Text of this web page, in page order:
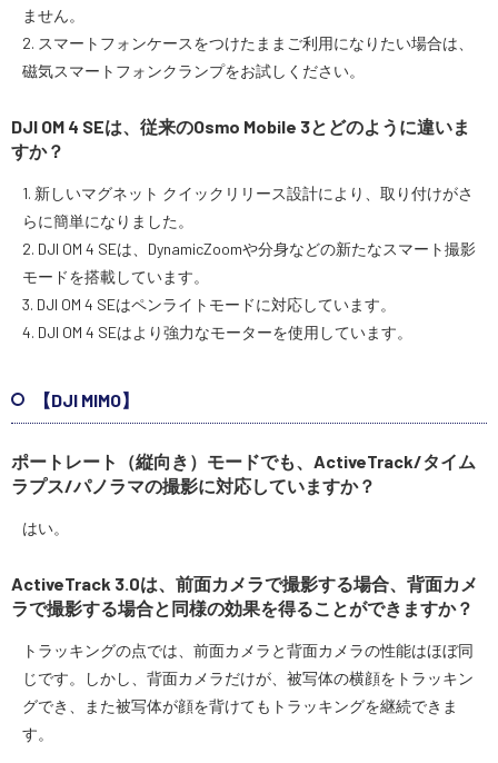
ません。
2. スマートフォンケースをつけたままご利用になりたい場合は、
磁気スマートフォンクランプをお試しください。
DJI OM 4 SEは、従来のOsmo Mobile 3とどのように違いま
すか？
1. 新しいマグネット クイックリリース設計により、取り付けがさ
らに簡単になりました。
2. DJI OM 4 SEは、DynamicZoomや分身などの新たなスマート撮影
モードを搭載しています。
3. DJI OM 4 SEはペンライトモードに対応しています。
4. DJI OM 4 SEはより強力なモーターを使用しています。
【DJI MIMO】
ポートレート（縦向き）モードでも、ActiveTrack/タイム
ラプス/パノラマの撮影に対応していますか？
はい。
ActiveTrack 3.0は、前面カメラで撮影する場合、背面カメ
ラで撮影する場合と同様の効果を得ることができますか？
トラッキングの点では、前面カメラと背面カメラの性能はほぼ同
じです。しかし、背面カメラだけが、被写体の横顔をトラッキン
グでき、また被写体が顔を背けてもトラッキングを継続できま
す。